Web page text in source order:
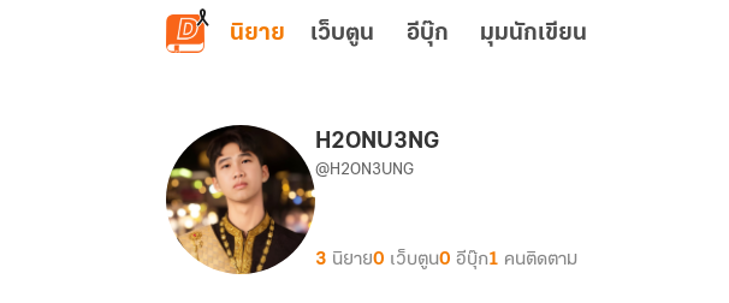
ข้ามไปยังเนื้อหาหลัก
นิยาย เว็บตูน อีบุ๊ก มุมนักเขียน
H2ONU3NG
@H2ON3UNG
3 นิยาย0 เว็บตูน0 อีบุ๊ก1 คนติดตาม